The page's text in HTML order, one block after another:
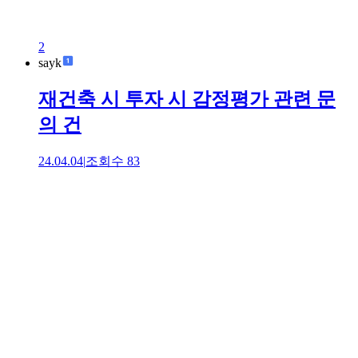
2
sayk
재건축 시 투자 시 감정평가 관련 문
의 건
24.04.04|조회수 83